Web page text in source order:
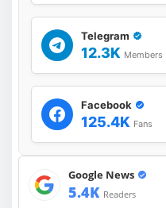
Telegram
12.3K Members
Facebook
125.4K Fans
Google News
5.4K Readers